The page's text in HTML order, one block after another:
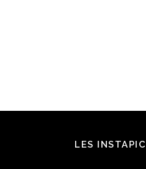
LES INSTAPIC